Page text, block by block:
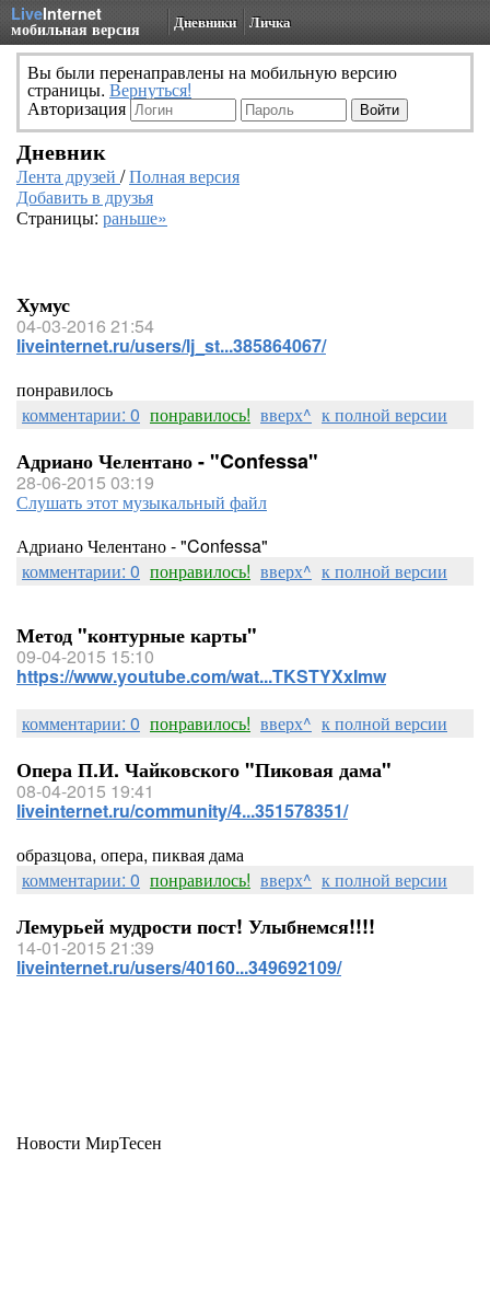
LiveInternet
мобильная версия Дневники Личка
Вы были перенаправлены на мобильную версию
страницы. Вернуться!
Авторизация
Дневник
Лента друзей /Полная версия
Добавить в друзья
Страницы: раньше»
Хумус
04-03-2016 21:54
liveinternet.ru/users/lj_st...385864067/
понравилось
комментарии: 0 понравилось! вверх^ к полной версии
Адриано Челентано - "Confessa"
28-06-2015 03:19
Слушать этот музыкальный файл
Адриано Челентано - "Confessa"
комментарии: 0 понравилось! вверх^ к полной версии
Метод "контурные карты"
09-04-2015 15:10
https://www.youtube.com/wat...TKSTYXxImw
комментарии: 0 понравилось! вверх^ к полной версии
Опера П.И. Чайковского "Пиковая дама"
08-04-2015 19:41
liveinternet.ru/community/4...351578351/
образцова, опера, пиквая дама
комментарии: 0 понравилось! вверх^ к полной версии
Лемурьей мудрости пост! Улыбнемся!!!!
14-01-2015 21:39
liveinternet.ru/users/40160...349692109/
Новости МирТесен